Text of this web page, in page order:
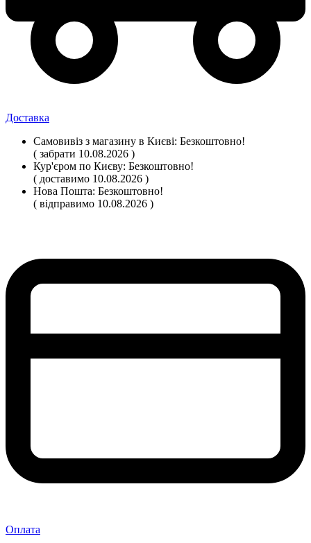
Доставка
Самовивіз з магазину в Києві: Безкоштовно!
( забрати 10.08.2026 )
Кур'єром по Києву: Безкоштовно!
( доставимо 10.08.2026 )
Нова Пошта: Безкоштовно!
( відправимо 10.08.2026 )
Оплата